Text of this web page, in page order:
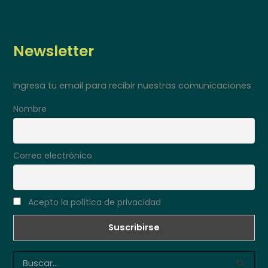
Newsletter
Ingresa tu email para recibir nuestras comunicaciones
Nombre
Correo electrónico
Acepto la política de privacidad